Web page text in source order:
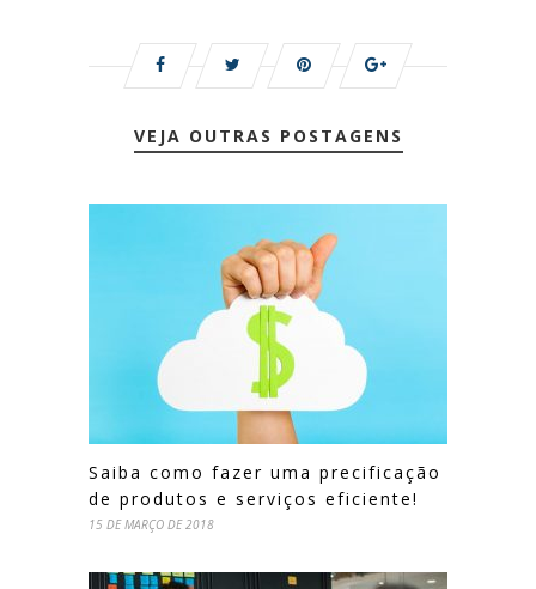
VEJA OUTRAS POSTAGENS
Saiba como fazer uma precificação
de produtos e serviços eficiente!​
15 DE MARÇO DE 2018